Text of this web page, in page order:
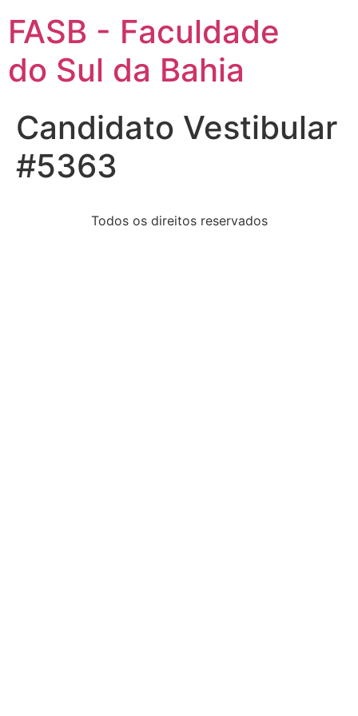
FASB - Faculdade
do Sul da Bahia
Candidato Vestibular
#5363
Todos os direitos reservados